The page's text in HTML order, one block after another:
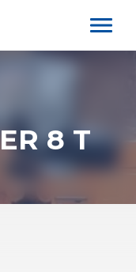
8 T